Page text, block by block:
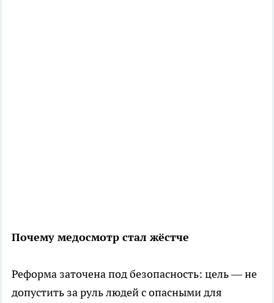
Почему медосмотр стал жёстче
Реформа заточена под безопасность: цель — не
допустить за руль людей с опасными для